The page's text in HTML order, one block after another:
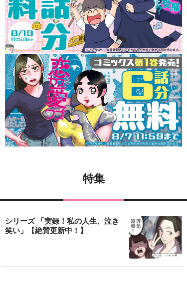
特集
シリーズ 「実録！私の人生、泣き
笑い」【絶賛更新中！】